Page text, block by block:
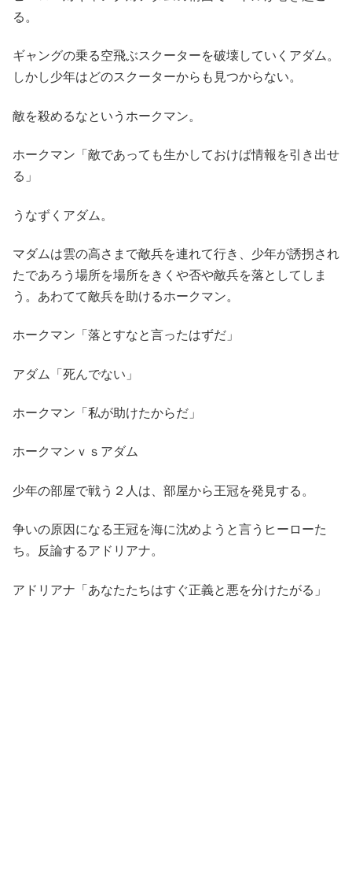
る。
ギャングの乗る空飛ぶスクーターを破壊していくアダム。
しかし少年はどのスクーターからも見つからない。
敵を殺めるなというホークマン。
ホークマン「敵であっても生かしておけば情報を引き出せ
る」
うなずくアダム。
マダムは雲の高さまで敵兵を連れて行き、少年が誘拐され
たであろう場所を場所をきくや否や敵兵を落としてしま
う。あわてて敵兵を助けるホークマン。
ホークマン「落とすなと言ったはずだ」
アダム「死んでない」
ホークマン「私が助けたからだ」
ホークマンｖｓアダム
少年の部屋で戦う２人は、部屋から王冠を発見する。
争いの原因になる王冠を海に沈めようと言うヒーローた
ち。反論するアドリアナ。
アドリアナ「あなたたちはすぐ正義と悪を分けたがる」